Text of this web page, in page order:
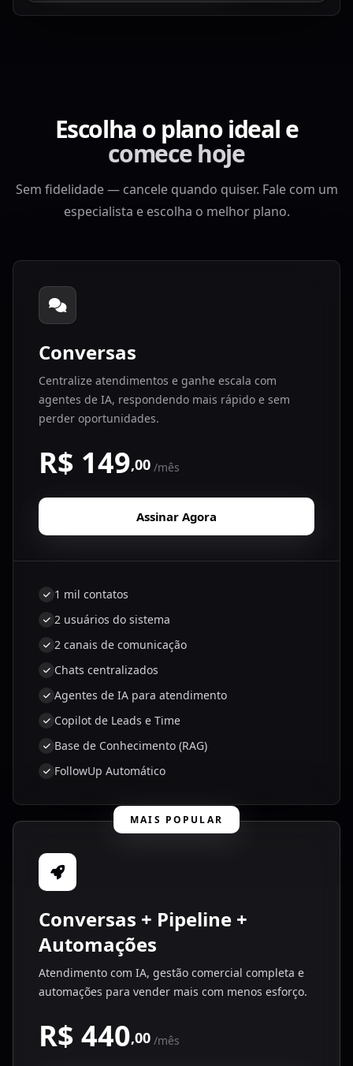
Escolha o plano ideal e
comece hoje
Sem fidelidade — cancele quando quiser. Fale com um
especialista e escolha o melhor plano.
Conversas
Centralize atendimentos e ganhe escala com
agentes de IA, respondendo mais rápido e sem
perder oportunidades.
R$ 149,00 /mês
Assinar Agora
1 mil contatos
2 usuários do sistema
2 canais de comunicação
Chats centralizados
Agentes de IA para atendimento
Copilot de Leads e Time
Base de Conhecimento (RAG)
FollowUp Automático
MAIS POPULAR
Conversas + Pipeline +
Automações
Atendimento com IA, gestão comercial completa e
automações para vender mais com menos esforço.
R$ 440,00 /mês